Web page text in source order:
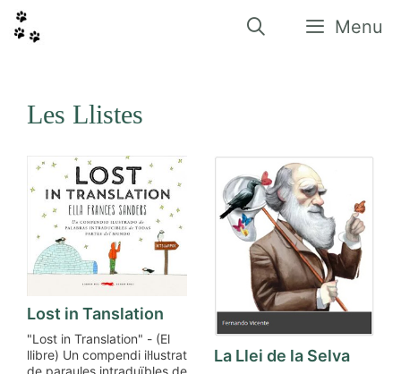
contingut
Menu
Les Llistes
Lost in Tanslation
"Lost in Translation" - (El
llibre) Un compendi il·lustrat
de paraules intraduïbles de
La Llei de la Selva